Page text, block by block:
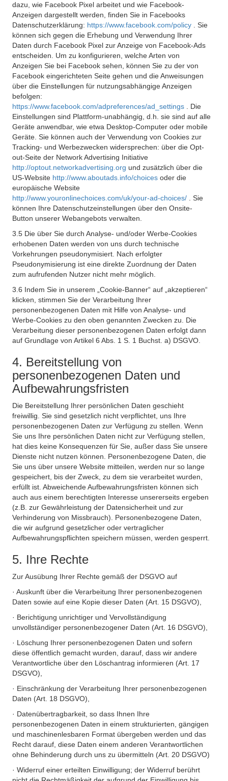
dazu, wie Facebook Pixel arbeitet und wie Facebook-
Anzeigen dargestellt werden, finden Sie in Facebooks
Datenschutzerklärung: https://www.facebook.com/policy
. Sie
können sich gegen die Erhebung und Verwendung Ihrer
Daten durch Facebook Pixel zur Anzeige von Facebook-Ads
entscheiden. Um zu konfigurieren, welche Arten von
Anzeigen Sie bei Facebook sehen, können Sie zu der von
Facebook eingerichteten Seite gehen und die Anweisungen
über die Einstellungen für nutzungsabhängige Anzeigen
befolgen:
https://www.facebook.com/adpreferences/ad_settings
. Die
Einstellungen sind Plattform-unabhängig, d.h. sie sind auf alle
Geräte anwendbar, wie etwa Desktop-Computer oder mobile
Geräte. Sie können auch der Verwendung von Cookies zur
Tracking- und Werbezwecken widersprechen: über die Opt-
out-Seite der Network Advertising Initiative
http://optout.networkadvertising.org und zusätzlich über die
US-Website http://www.aboutads.info/choices oder die
europäische Website
http://www.youronlinechoices.com/uk/your-ad-choices/
. Sie
können Ihre Datenschutzeinstellungen über den Onsite-
Button unserer Webangebots verwalten.
3.5 Die über Sie durch Analyse- und/oder Werbe-Cookies
erhobenen Daten werden von uns durch technische
Vorkehrungen pseudonymisiert. Nach erfolgter
Pseudonymisierung ist eine direkte Zuordnung der Daten
zum aufrufenden Nutzer nicht mehr möglich.
3.6 Indem Sie in unserem „Cookie-Banner“ auf „akzeptieren“
klicken, stimmen Sie der Verarbeitung Ihrer
personenbezogenen Daten mit Hilfe von Analyse- und
Werbe-Cookies zu den oben genannten Zwecken zu. Die
Verarbeitung dieser personenbezogenen Daten erfolgt dann
auf Grundlage von Artikel 6 Abs. 1 S. 1 Buchst. a) DSGVO.
4. Bereitstellung von
personenbezogenen Daten und
Aufbewahrungsfristen
Die Bereitstellung Ihrer persönlichen Daten geschieht
freiwillig. Sie sind gesetzlich nicht verpflichtet, uns Ihre
personenbezogenen Daten zur Verfügung zu stellen. Wenn
Sie uns Ihre persönlichen Daten nicht zur Verfügung stellen,
hat dies keine Konsequenzen für Sie, außer dass Sie unsere
Dienste nicht nutzen können. Personenbezogene Daten, die
Sie uns über unsere Website mitteilen, werden nur so lange
gespeichert, bis der Zweck, zu dem sie verarbeitet wurden,
erfüllt ist. Abweichende Aufbewahrungsfristen können sich
auch aus einem berechtigten Interesse unsererseits ergeben
(z.B. zur Gewährleistung der Datensicherheit und zur
Verhinderung von Missbrauch). Personenbezogene Daten,
die wir aufgrund gesetzlicher oder vertraglicher
Aufbewahrungspflichten speichern müssen, werden gesperrt.
5. Ihre Rechte
Zur Ausübung Ihrer Rechte gemäß der DSGVO auf
· Auskunft über die Verarbeitung Ihrer personenbezogenen
Daten sowie auf eine Kopie dieser Daten (Art. 15 DSGVO),
· Berichtigung unrichtiger und Vervollständigung
unvollständiger personenbezogener Daten (Art. 16 DSGVO),
· Löschung Ihrer personenbezogenen Daten und sofern
diese öffentlich gemacht wurden, darauf, dass wir andere
Verantwortliche über den Löschantrag informieren (Art. 17
DSGVO),
· Einschränkung der Verarbeitung Ihrer personenbezogenen
Daten (Art. 18 DSGVO),
· Datenübertragbarkeit, so dass Ihnen Ihre
personenbezogenen Daten in einem strukturierten, gängigen
und maschinenlesbaren Format übergeben werden und das
Recht darauf, diese Daten einem anderen Verantwortlichen
ohne Behinderung durch uns zu übermitteln (Art. 20 DSGVO)
· Widerruf einer erteilten Einwilligung; der Widerruf berührt